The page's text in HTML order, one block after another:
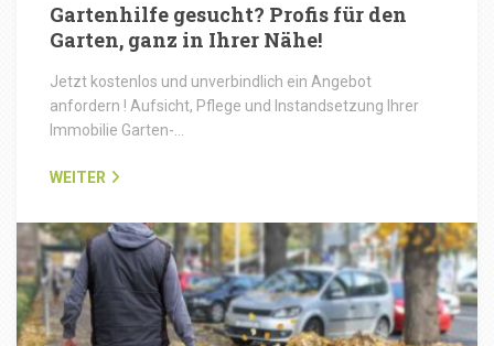
Gartenhilfe gesucht? Profis für den
Garten, ganz in Ihrer Nähe!
Jetzt kostenlos und unverbindlich ein Angebot
anfordern ! Aufsicht, Pflege und Instandsetzung Ihrer
Immobilie Garten-…
WEITER